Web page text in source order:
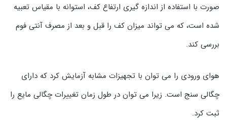
صورت با استفاده از اندازه گیری ارتفاع کف، استوانه با مقیاس تعبیه
شده است، که می تواند میزان کف را قبل و بعد از مصرف آنتی فوم
بررسی کند.
هوای ورودی را می توان با تجهیزات مشابه آزمایش کرد که دارای
چگالی سنج است. زیرا می توان در طول زمان تغییرات چگالی مایع را
ثبت کرد.